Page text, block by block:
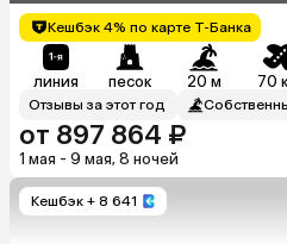
Кешбэк 4% по карте Т-Банка
линия песок 20 м 70
Отзывы за этот год
от 897 864 ₽
1 мая - 9 мая, 8 ночей
Кешбэк + 8 641